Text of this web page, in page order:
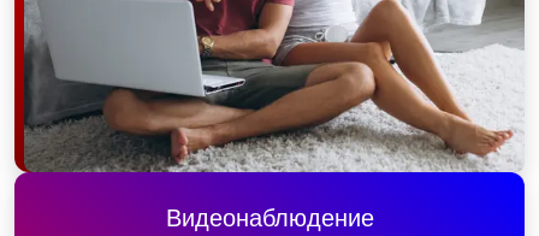
Видеонаблюдение